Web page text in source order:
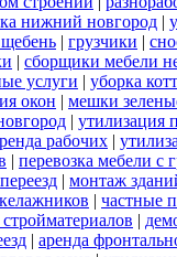
нижний новгород |
| грузчики |
| сборщики мебели
услуги | уборка
окон | мешки
| утилизация
рабочих |
| перевозка мебели с
переезд | монтаж
| частные
|
| аренда